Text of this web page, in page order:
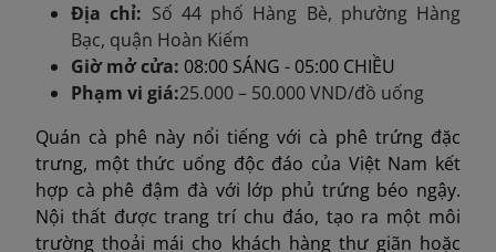
Địa chỉ: Số 44 phố Hàng Bè, phường Hàng
Bạc, quận Hoàn Kiếm
Giờ mở cửa: 08:00 SÁNG - 05:00 CHIỀU
Phạm vi giá:25.000 – 50.000 VND/đồ uống
Quán cà phê này nổi tiếng với cà phê trứng đặc
trưng, ​​một thức uống độc đáo của Việt Nam kết
hợp cà phê đậm đà với lớp phủ trứng béo ngậy.
Nội thất được trang trí chu đáo, tạo ra một môi
trường thoải mái cho khách hàng thư giãn hoặc